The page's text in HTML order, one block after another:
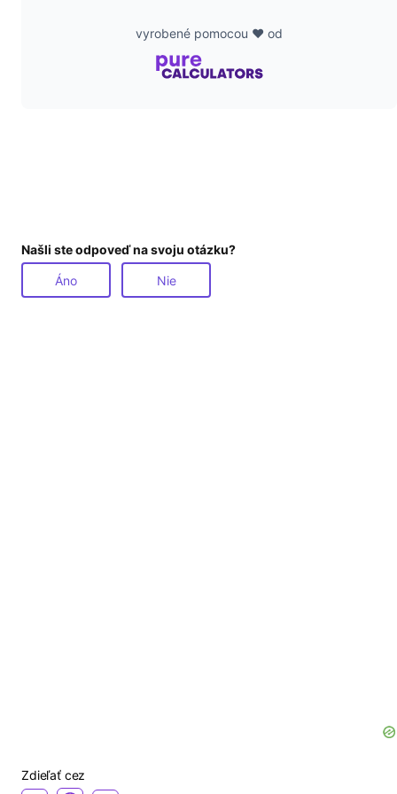
d
vyrobené pomocou ❤️ od
Našli ste odpoveď na svoju otázku?
Áno Nie
Zdieľať cez